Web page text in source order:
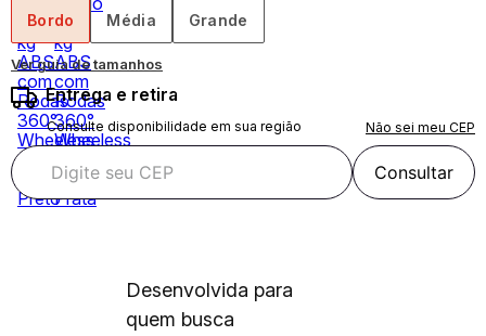
Bordo Média Grande
Ver guia de tamanhos
Entrega e retira
Consulte disponibilidade em sua região Não sei meu CEP
Consultar
Desenvolvida para
quem busca